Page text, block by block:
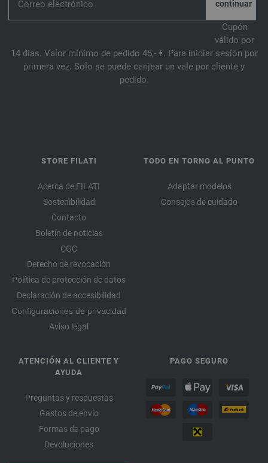
Cupón
válido por
14 días. Valor mínimo de pedido 45,- €. Para iniciar sesión por
primera vez. Solo se puede canjear un vale por cliente y
pedido.
STORE FILATI
Acerca de FILATI
Sostenibilidad
Contacto
Boletín de noticias
CGC
Derecho de revocación
Política de protección de datos
Declaración de accesibilidad
Configuraciones de privacidad
Aviso legal
TODO EN TORNO AL PUNTO
Adaptar modelos
Consejos de cuidado
ATENCIÓN AL CLIENTE Y
AYUDA
Preguntas y respuestas
Gastos de envío
Formas de pago
Devoluciones
PAGO SEGURO